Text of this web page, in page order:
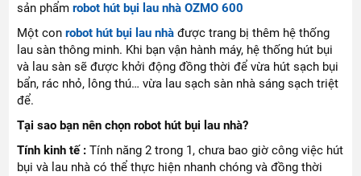
sản phẩmrobot hút bụi lau nhà OZMO 600
Một conrobot hút bụi lau nhà được trang bị thêm hệ thống
lau sàn thông minh. Khi bạn vận hành máy, hệ thống hút bụi
và lau sàn sẽ được khởi động đồng thời để vừa hút sạch bụi
bẩn, rác nhỏ, lông thú… vừa lau sạch sàn nhà sáng sạch triệt
để.
Tại sao bạn nên chọn robot hút bụi lau nhà?
Tính kinh tế :Tính năng 2 trong 1, chưa bao giờ công việc hút
bụi và lau nhà có thể thực hiện nhanh chóng và đồng thời